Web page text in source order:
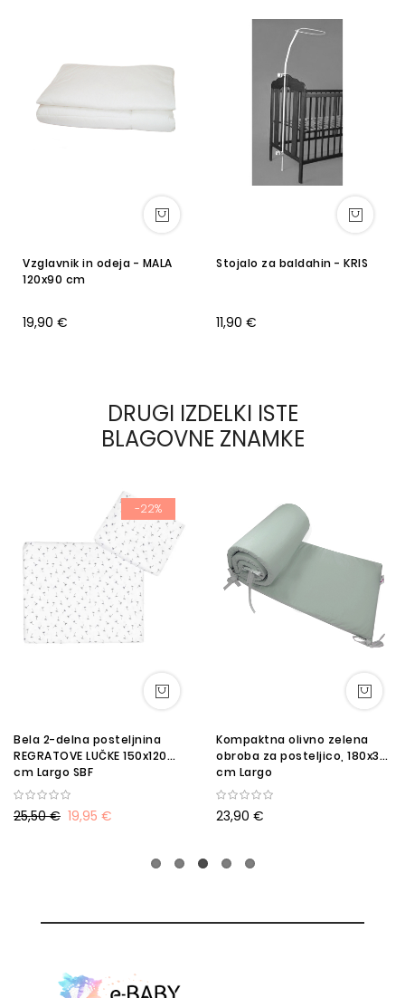
Vzglavnik in odeja - MALA
120x90 cm
19,90 €
Stojalo za baldahin - KRIS
11,90 €
DRUGI IZDELKI ISTE
BLAGOVNE ZNAMKE
-22%
Bela 2-delna posteljnina
REGRATOVE LUČKE 150x120
cm Largo SBF
19,95 €
25,50 €
Kompaktna olivno zelena
obroba za posteljico, 180x30
cm Largo
23,90 €